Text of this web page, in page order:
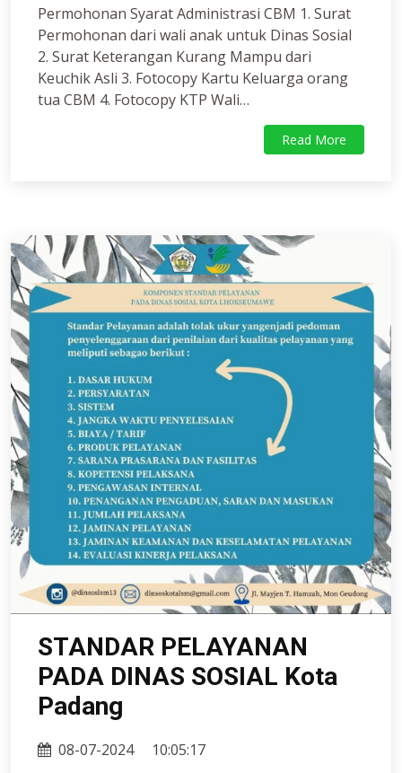
Permohonan Syarat Administrasi CBM 1. Surat
Permohonan dari wali anak untuk Dinas Sosial
2. Surat Keterangan Kurang Mampu dari
Keuchik Asli 3. Fotocopy Kartu Keluarga orang
tua CBM 4. Fotocopy KTP Wali…
Read More
STANDAR PELAYANAN
PADA DINAS SOSIAL Kota
Padang
08-07-2024
10:05:17